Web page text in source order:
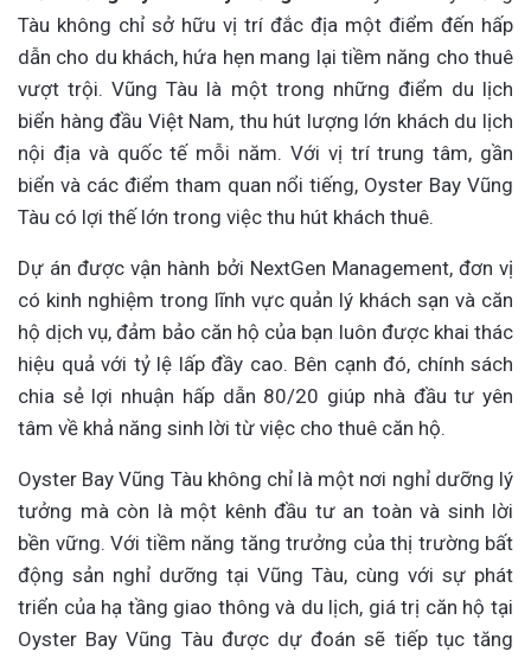
Tàu không chỉ sở hữu vị trí đắc địa một điểm đến hấp
dẫn cho du khách, hứa hẹn mang lại tiềm năng cho thuê
vượt trội. Vũng Tàu là một trong những điểm du lịch
biển hàng đầu Việt Nam, thu hút lượng lớn khách du lịch
nội địa và quốc tế mỗi năm. Với vị trí trung tâm, gần
biển và các điểm tham quan nổi tiếng, Oyster Bay Vũng
Tàu có lợi thế lớn trong việc thu hút khách thuê.
Dự án được vận hành bởi NextGen Management, đơn vị
có kinh nghiệm trong lĩnh vực quản lý khách sạn và căn
hộ dịch vụ, đảm bảo căn hộ của bạn luôn được khai thác
hiệu quả với tỷ lệ lấp đầy cao. Bên cạnh đó, chính sách
chia sẻ lợi nhuận hấp dẫn 80/20 giúp nhà đầu tư yên
tâm về khả năng sinh lời từ việc cho thuê căn hộ.
Oyster Bay Vũng Tàu không chỉ là một nơi nghỉ dưỡng lý
tưởng mà còn là một kênh đầu tư an toàn và sinh lời
bền vững. Với tiềm năng tăng trưởng của thị trường bất
động sản nghỉ dưỡng tại Vũng Tàu, cùng với sự phát
triển của hạ tầng giao thông và du lịch, giá trị căn hộ tại
Oyster Bay Vũng Tàu được dự đoán sẽ tiếp tục tăng